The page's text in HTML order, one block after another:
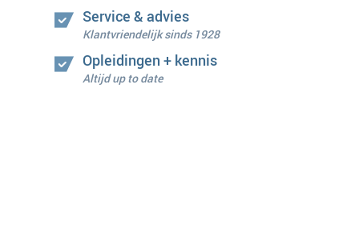
Service & advies
Klantvriendelijk sinds 1928
Opleidingen + kennis
Altijd up to date